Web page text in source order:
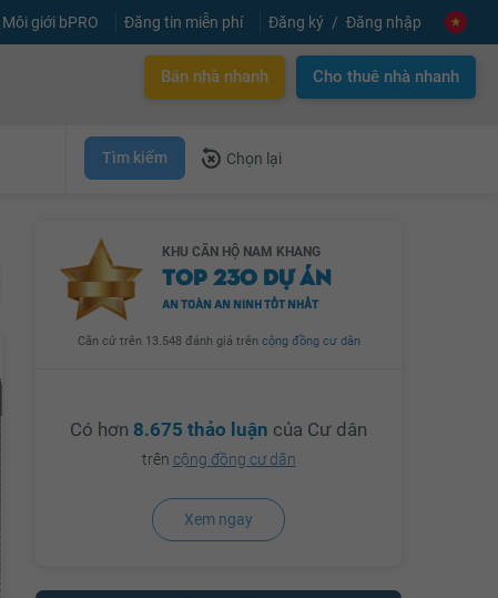
giới bPRO Đăng tin miễn phí Đăng ký Đăng nhập
Bán nhà nhanh Cho thuê nhà nhanh
Tìm kiếm Chọn lại
KHU CĂN HỘ NAM KHANG
TOP 230 DỰ ÁN
AN TOÀN AN NINH TỐT NHẤT
Căn cứ trên 13.548 đánh giá trên cộng đồng cư dân
Có hơn 8.675 thảo luận của Cư dân
trên cộng đồng cư dân
Xem ngay